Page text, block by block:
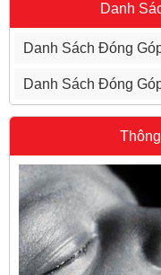
Danh
Danh Sách Đóng
Danh Sách Đóng